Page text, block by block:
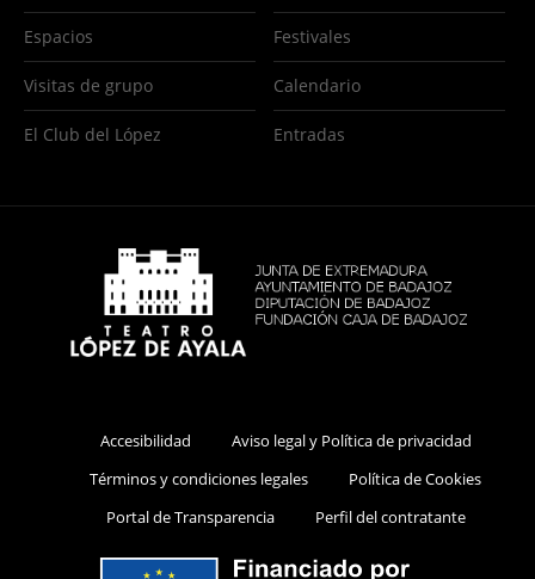
Espacios
Visitas de grupo
El Club del López
Festivales
Calendario
Entradas
Accesibilidad
Aviso legal y Política de privacidad
Términos y condiciones legales
Política de Cookies
Portal de Transparencia
Perfil del contratante